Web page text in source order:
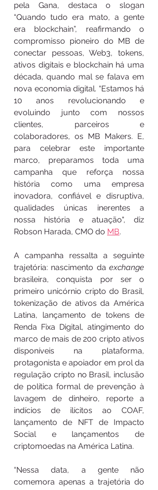
pela Gana, destaca o slogan
“Quando tudo era mato, a gente
era blockchain”, reafirmando o
compromisso pioneiro do MB de
conectar pessoas, Web3, tokens,
ativos digitais e blockchain há uma
década, quando mal se falava em
nova economia digital. “Estamos há
10 anos revolucionando e
evoluindo junto com nossos
clientes, parceiros e
colaboradores, os MB Makers. E,
para celebrar este importante
marco, preparamos toda uma
campanha que reforça nossa
história como uma empresa
inovadora, confiável e disruptiva,
qualidades únicas inerentes a
nossa história e atuação", diz
Robson Harada, CMO do MB.
A campanha ressalta a seguinte
trajetória: nascimento da exchange
brasileira, conquista por ser o
primeiro unicórnio cripto do Brasil,
tokenização de ativos da América
Latina, lançamento de tokens de
Renda Fixa Digital, atingimento do
marco de mais de 200 cripto ativos
disponíveis na plataforma,
protagonista e apoiador em prol da
regulação cripto no Brasil, inclusão
de política formal de prevenção à
lavagem de dinheiro, reporte a
indícios de ilícitos ao COAF,
lançamento de NFT de Impacto
Social e lançamentos de
criptomoedas na América Latina.
“Nessa data, a gente não
comemora apenas a trajetória do